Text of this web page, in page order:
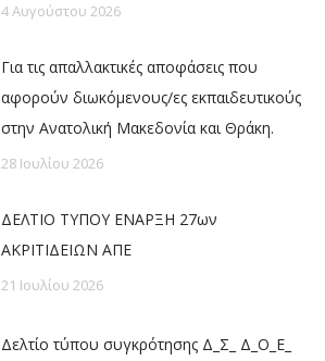
4 Αυγούστου 2026
Για τις απαλλακτικές αποφάσεις που
αφορούν διωκόμενους/ες εκπαιδευτικούς
στην Ανατολική Μακεδονία και Θράκη.
28 Ιουλίου 2026
ΔΕΛΤΙΟ ΤΥΠΟΥ ΕΝΑΡΞΗ 27ων
ΑΚΡΙΤΙΔΕΙΩΝ ΑΠΕ
21 Ιουλίου 2026
Δελτίο τύπου συγκρότησης Δ_Σ_ Δ_Ο_Ε_